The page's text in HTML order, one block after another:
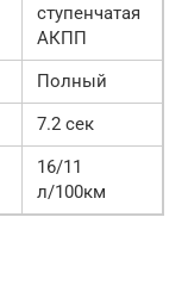
ступенчатая
АКПП
Полный
7.2 сек
16/11
л/100км